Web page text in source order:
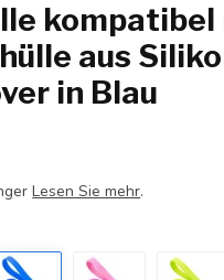
aus
in Blau
Lesen Sie mehr.